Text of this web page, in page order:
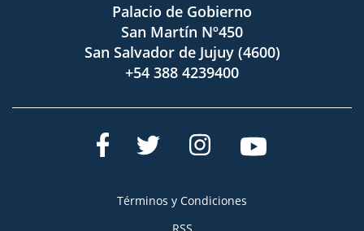
Palacio de Gobierno
San Martín Nº450
San Salvador de Jujuy (4600)
+54 388 4239400
Términos y Condiciones